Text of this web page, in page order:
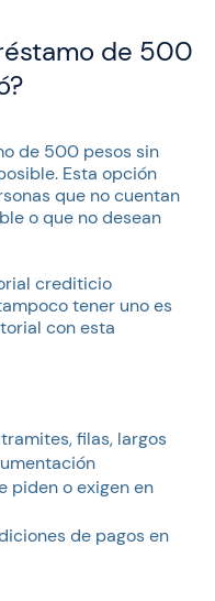
de 500
de 500 pesos sin
Esta opción
que no cuentan
o que no desean
crediticio
tener uno es
con esta
tramites, filas, largos
piden o exigen en
de pagos en